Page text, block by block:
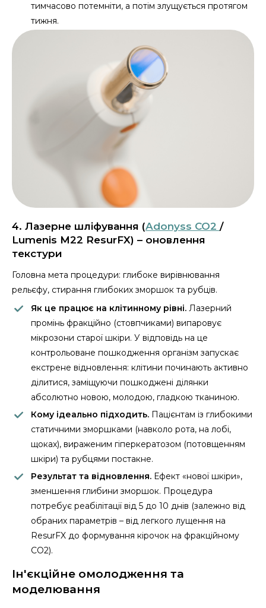
тимчасово потемніти, а потім злущується протягом
тижня.
4. Лазерне шліфування (Adonyss CO2 /
Lumenis M22 ResurFX) – оновлення
текстури
Головна мета процедури: глибоке вирівнювання
рельєфу, стирання глибоких зморшок та рубців.
Як це працює на клітинному рівні. Лазерний
промінь фракційно (стовпчиками) випаровує
мікрозони старої шкіри. У відповідь на це
контрольоване пошкодження організм запускає
екстрене відновлення: клітини починають активно
ділитися, заміщуючи пошкоджені ділянки
абсолютно новою, молодою, гладкою тканиною.
Кому ідеально підходить. Пацієнтам із глибокими
статичними зморшками (навколо рота, на лобі,
щоках), вираженим гіперкератозом (потовщенням
шкіри) та рубцями постакне.
Результат та відновлення. Ефект «нової шкіри»,
зменшення глибини зморшок. Процедура
потребує реабілітації від 5 до 10 днів (залежно від
обраних параметрів – від легкого лущення на
ResurFX до формування кірочок на фракційному
CO2).
Ін'єкційне омолодження та
моделювання